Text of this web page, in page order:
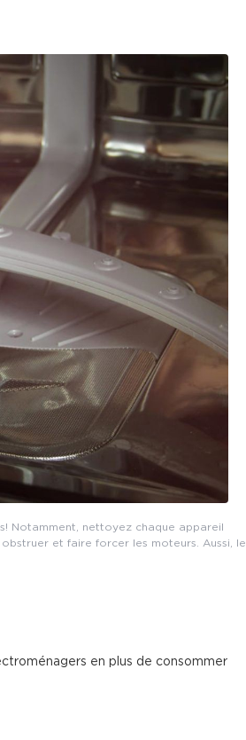
Notamment, nettoyez chaque appareil
et faire forcer les moteurs. Aussi, le
en plus de consommer